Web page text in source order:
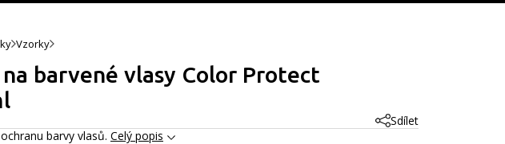
Vzorky
barvené vlasy Color Protect
Sdílet
barvy vlasů. Celý popis